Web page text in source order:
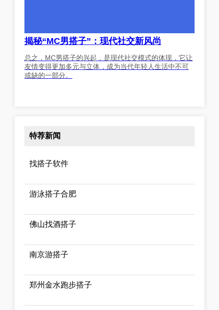
揭秘“MC男搭子”：现代社交新风尚
总之，MC男搭子的兴起，是现代社交模式的体现，它让
友情变得更加多元与立体，成为当代年轻人生活中不可
或缺的一部分。
特荐新闻
找搭子软件
游泳搭子合肥
佛山找酒搭子
南京游搭子
郑州金水跑步搭子